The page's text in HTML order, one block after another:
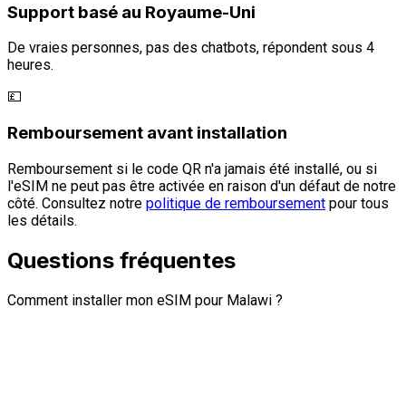
Support basé au Royaume-Uni
De vraies personnes, pas des chatbots, répondent sous 4
heures.
💷
Remboursement avant installation
Remboursement si le code QR n'a jamais été installé, ou si
l'eSIM ne peut pas être activée en raison d'un défaut de notre
côté. Consultez notre politique de remboursement pour tous
les détails.
Questions fréquentes
Comment installer mon eSIM pour Malawi ?